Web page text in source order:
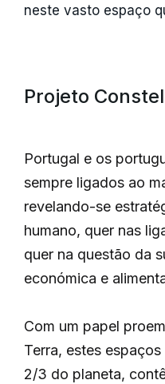
neste vasto espaço
Projeto
Portugal e os
sempre ligados ao
revelando-se
humano, quer nas
quer na questão da
económica e
Com um papel
Terra, estes
2/3 do planeta,